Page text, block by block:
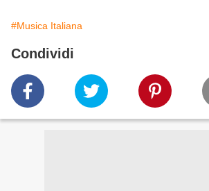
#Musica Italiana
Condividi